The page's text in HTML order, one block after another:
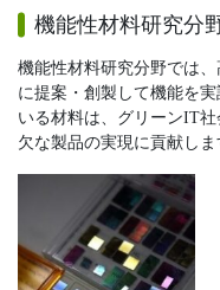
機能性材料研究分
機能性材料研究分野では
に提案・創製して機能を
いる材料は、グリーンIT
欠な製品の実現に貢献しま